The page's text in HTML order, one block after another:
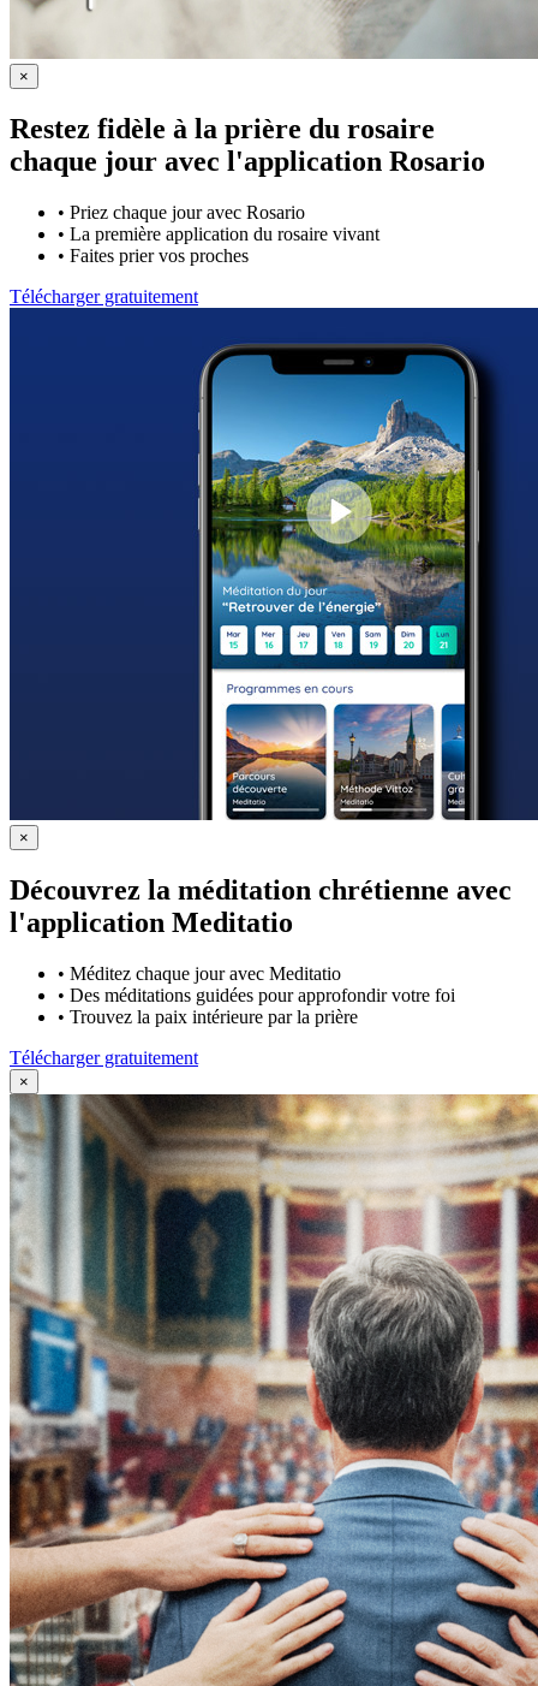
×
Restez fidèle à la prière du rosaire
chaque jour avec l'application Rosario
• Priez chaque jour avec Rosario
• La première application du rosaire vivant
• Faites prier vos proches
Télécharger gratuitement
×
Découvrez la méditation chrétienne avec
l'application Meditatio
• Méditez chaque jour avec Meditatio
• Des méditations guidées pour approfondir votre foi
• Trouvez la paix intérieure par la prière
Télécharger gratuitement
×